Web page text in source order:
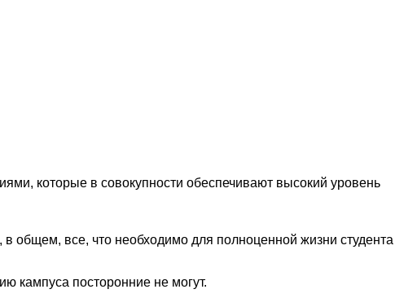
которые в совокупности обеспечивают высокий уровень
общем, все, что необходимо для полноценной жизни студента
кампуса посторонние не могут.